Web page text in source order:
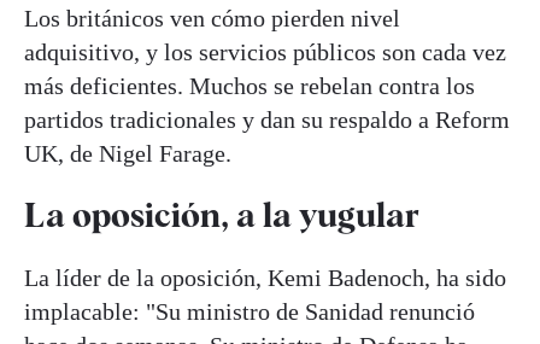
Los británicos ven cómo pierden nivel
adquisitivo, y los servicios públicos son cada vez
más deficientes. Muchos se rebelan contra los
partidos tradicionales y dan su respaldo a Reform
UK, de Nigel Farage.
La oposición, a la yugular
La líder de la oposición, Kemi Badenoch, ha sido
implacable: "Su ministro de Sanidad renunció